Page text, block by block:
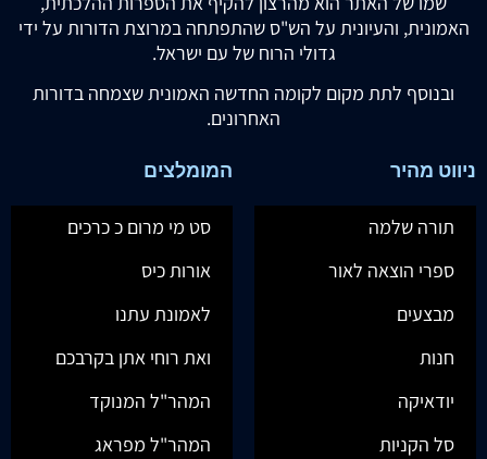
האמונית, והעיונית על הש"ס שהתפתחה במרוצת הדורות על ידי
גדולי הרוח של עם ישראל.
ובנוסף לתת מקום לקומה החדשה האמונית שצמחה בדורות
האחרונים.
ניווט מהיר
תורה שלמה
ספרי הוצאה לאור
מבצעים
חנות
יודאיקה
סל הקניות
המומלצים
סט מי מרום כ כרכים
אורות כיס
לאמונת עתנו
ואת רוחי אתן בקרבכם
המהר"ל המנוקד
המהר"ל מפראג